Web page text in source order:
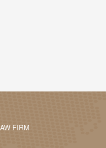
FIRM